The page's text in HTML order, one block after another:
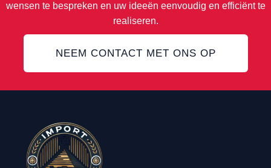
wensen te bespreken en uw ideeën eenvoudig en efficiënt te
realiseren.
NEEM CONTACT MET ONS OP